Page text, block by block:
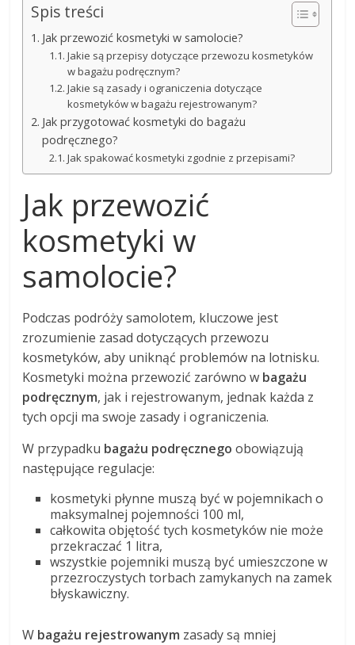
Spis treści
Jak przewozić kosmetyki w samolocie?
Jakie są przepisy dotyczące przewozu kosmetyków
w bagażu podręcznym?
Jakie są zasady i ograniczenia dotyczące
kosmetyków w bagażu rejestrowanym?
Jak przygotować kosmetyki do bagażu
podręcznego?
Jak spakować kosmetyki zgodnie z przepisami?
Jak przewozić
kosmetyki w
samolocie?
Podczas podróży samolotem, kluczowe jest
zrozumienie zasad dotyczących przewozu
kosmetyków, aby uniknąć problemów na lotnisku.
Kosmetyki można przewozić zarówno w bagażu
podręcznym, jak i rejestrowanym, jednak każda z
tych opcji ma swoje zasady i ograniczenia.
W przypadku bagażu podręcznego obowiązują
następujące regulacje:
kosmetyki płynne muszą być w pojemnikach o
maksymalnej pojemności 100 ml,
całkowita objętość tych kosmetyków nie może
przekraczać 1 litra,
wszystkie pojemniki muszą być umieszczone w
przezroczystych torbach zamykanych na zamek
błyskawiczny.
W bagażu rejestrowanym zasady są mniej